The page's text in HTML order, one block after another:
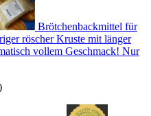
Brötchenbackmittel für
röscher Kruste mit länger
vollem Geschmack! Nur